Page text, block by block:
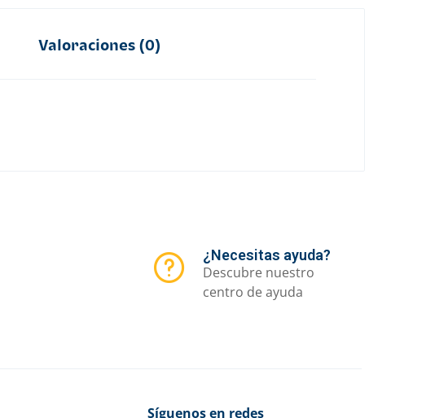
Valoraciones (0)
¿Necesitas ayuda?
Descubre nuestro
centro de ayuda
Síguenos en redes